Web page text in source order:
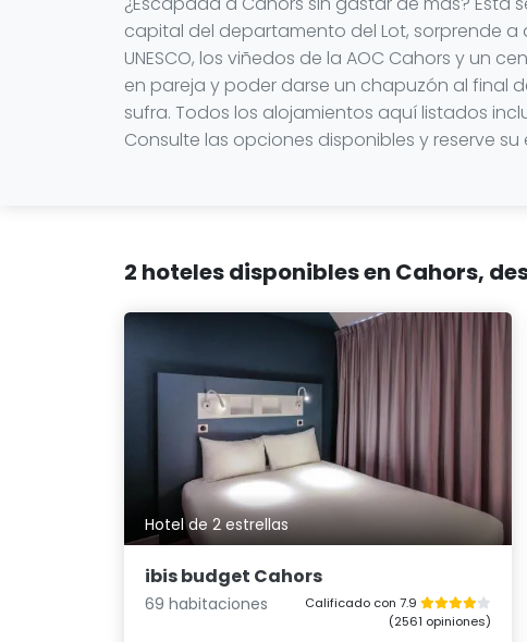
capital del departamento del Lot, sorprende a
UNESCO, los viñedos de la AOC Cahors y un
en pareja y poder darse un chapuzón al final
sufra. Todos los alojamientos aquí listados
Consulte las opciones disponibles y reserve
2 hoteles disponibles en Cahors,
Hotel de 2 estrellas
ibis budget Cahors
69 habitaciones
Calificado con 7.9
(2561 opiniones)